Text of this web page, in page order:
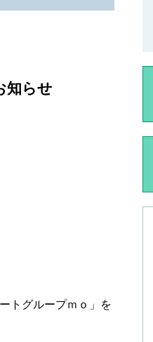
知らせ
トグループｍｏ」を